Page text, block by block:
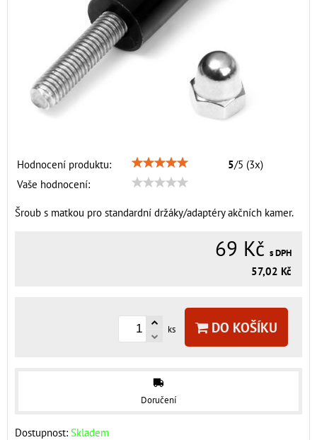
Hodnocení produktu: 5/5 (3x)
Vaše hodnocení:
Šroub s matkou pro standardní držáky/adaptéry akčních kamer.
69 Kč s DPH
57,02 Kč
ks DO KOŠÍKU
Doručení
Dostupnost: Skladem